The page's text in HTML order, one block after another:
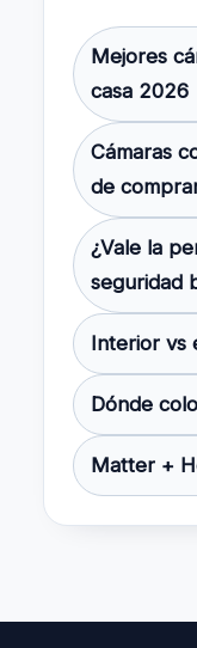
Mejores
casa 2026
Cámaras
de
¿Vale la
seguridad
Interior vs
Dónde
Matter +